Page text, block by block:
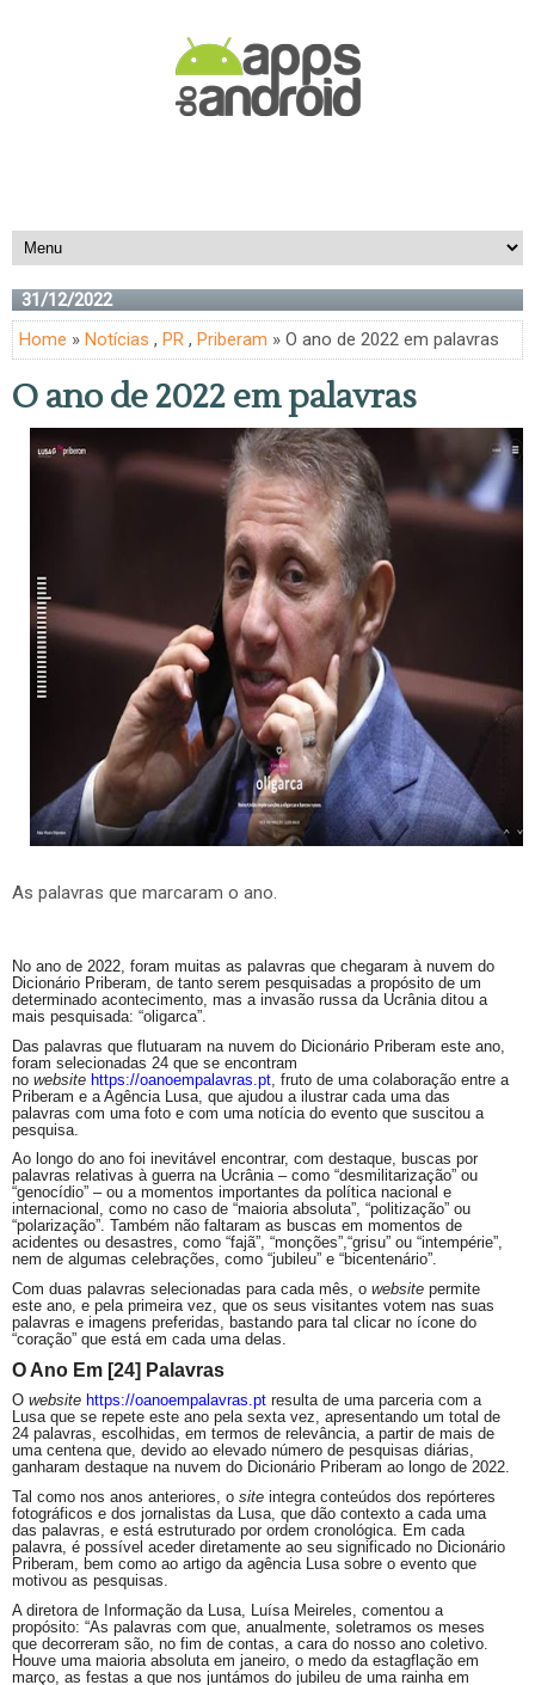
31/12/2022
Home » Notícias , PR , Priberam » O ano de 2022 em palavras
O ano de 2022 em palavras
As palavras que marcaram o ano.
No ano de 2022, foram muitas as palavras que chegaram à nuvem do
Dicionário Priberam, de tanto serem pesquisadas a propósito de um
determinado acontecimento, mas a invasão russa da Ucrânia ditou a
mais pesquisada: “oligarca”.
Das palavras que flutuaram na nuvem do Dicionário Priberam este ano,
foram selecionadas 24 que se encontram
no website https://oanoempalavras.pt , fruto de uma colaboração entre a
Priberam e a Agência Lusa, que ajudou a ilustrar cada uma das
palavras com uma foto e com uma notícia do evento que suscitou a
pesquisa.
Ao longo do ano foi inevitável encontrar, com destaque, buscas por
palavras relativas à guerra na Ucrânia – como “desmilitarização” ou
“genocídio” – ou a momentos importantes da política nacional e
internacional, como no caso de “maioria absoluta”, “politização” ou
“polarização”. Também não faltaram as buscas em momentos de
acidentes ou desastres, como “fajã”, “monções”,“grisu” ou “intempérie”,
nem de algumas celebrações, como “jubileu” e “bicentenário”.
Com duas palavras selecionadas para cada mês, o website permite
este ano, e pela primeira vez, que os seus visitantes votem nas suas
palavras e imagens preferidas, bastando para tal clicar no ícone do
“coração” que está em cada uma delas.
O Ano Em [24] Palavras
O website https://oanoempalavras.pt resulta de uma parceria com a
Lusa que se repete este ano pela sexta vez, apresentando um total de
24 palavras, escolhidas, em termos de relevância, a partir de mais de
uma centena que, devido ao elevado número de pesquisas diárias,
ganharam destaque na nuvem do Dicionário Priberam ao longo de 2022.
Tal como nos anos anteriores, o site integra conteúdos dos repórteres
fotográficos e dos jornalistas da Lusa, que dão contexto a cada uma
das palavras, e está estruturado por ordem cronológica. Em cada
palavra, é possível aceder diretamente ao seu significado no Dicionário
Priberam, bem como ao artigo da agência Lusa sobre o evento que
motivou as pesquisas.
A diretora de Informação da Lusa, Luísa Meireles, comentou a
propósito: “As palavras com que, anualmente, soletramos os meses
que decorreram são, no fim de contas, a cara do nosso ano coletivo.
Houve uma maioria absoluta em janeiro, o medo da estagflação em
março, as festas a que nos juntámos do jubileu de uma rainha em